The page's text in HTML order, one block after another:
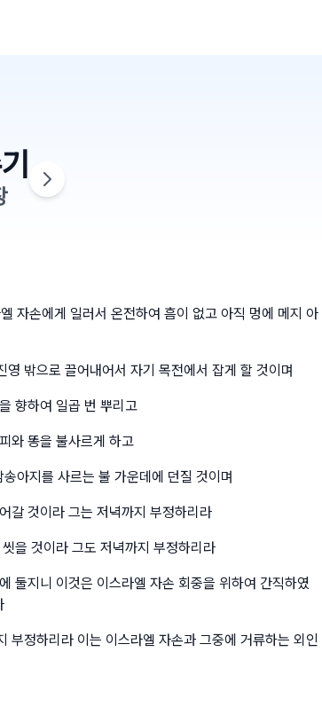
자손에게 일러서 온전하여 흠이 없고 아직 멍에 메지 아
밖으로 끌어내어서 자기 목전에서 잡게 할 것이며
향하여 일곱 번 뿌리고
와 똥을 불사르게 하고
아지를 사르는 불 가운데에 던질 것이며
갈 것이라 그는 저녁까지 부정하리라
을 것이라 그도 저녁까지 부정하리라
둘지니 이것은 이스라엘 자손 회중을 위하여 간직하였
부정하리라 이는 이스라엘 자손과 그중에 거류하는 외인